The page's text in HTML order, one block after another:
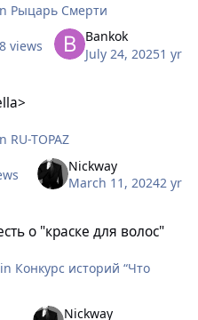
Рыцарь Смерти
views
Bankok
July 24, 20251 yr
RU-TOPAZ
Nickway
March 11, 20242 yr
о "краске для волос"
in Конкурс историй “Что
Nickway